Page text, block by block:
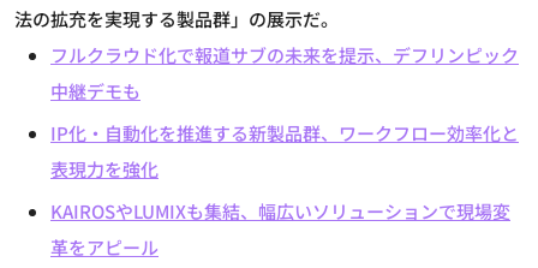
法の拡充を実現する製品群」の展示だ。
フルクラウド化で報道サブの未来を提示、デフリンピック
中継デモも
IP化・自動化を推進する新製品群、ワークフロー効率化と
表現力を強化
KAIROSやLUMIXも集結、幅広いソリューションで現場変
革をアピール